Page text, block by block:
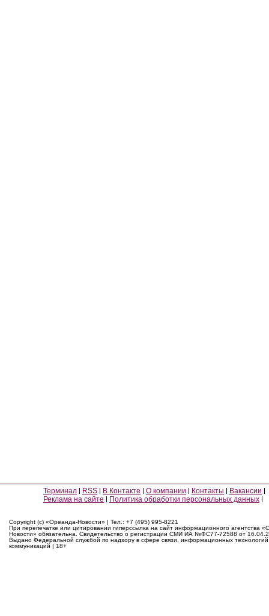
Терминал RSS В Контакте О компании Контакты
Вакансии
Реклама на сайте
Политика обработки персональных данных
Copyright (c) «Ореанда-Новости» | Тел.: +7 (495) 995-8221
При перепечатке или цитировании гиперссылка на сайт информационного агентства
Новости» обязательна. Свидетельство о регистрации СМИ ИА №ФС77-72588 от
Выдано Федеральной службой по надзору в сфере связи, информационных
коммуникаций | 18+